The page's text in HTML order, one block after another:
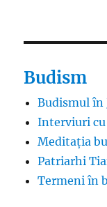
Budism
Budismul în
Interviuri cu
Meditația
Patriarhi
Termeni în